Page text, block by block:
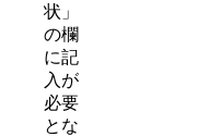
状」
の欄
に記
入が
必要
とな